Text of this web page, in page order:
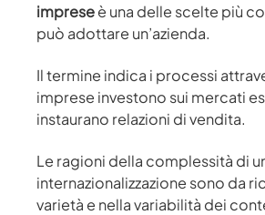
impreseè una delle scelte più
può adottare un’azienda.
Il termine indica i processi
imprese investono sui mercati
instaurano relazioni di vendita.
Le ragioni della complessità di
internazionalizzazione sono da
varietà e nella variabilità dei